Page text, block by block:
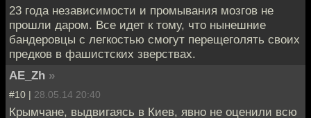
23 года независимости и промывания мозгов не
прошли даром. Все идет к тому, что нынешние
бандеровцы с легкостью смогут перещеголять своих
предков в фашистских зверствах.
AE_Zh »
#10 | 28.05.14 20:40
Крымчане, выдвигаясь в Киев, явно не оценили всю